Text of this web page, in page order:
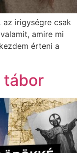
az irigységre csak
amire mi
érteni a
tábor